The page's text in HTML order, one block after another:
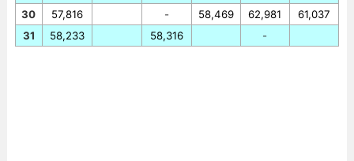
30
31
57,816
58,233
-
58,316
58,469
62,981
-
61,037